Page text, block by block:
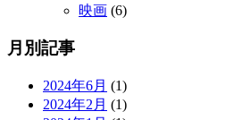
映画 (6)
月別記事
2024年6月 (1)
2024年2月 (1)